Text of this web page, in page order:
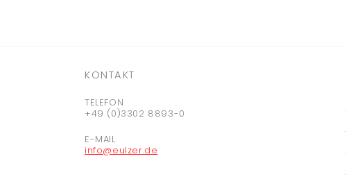
KONTAKT
TELEFON
+49 (0)3302 8893-0
E-MAIL
info@eulzer.de